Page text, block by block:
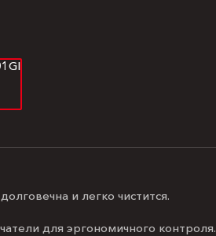
и легко чистится.
для эргономичного контроля.